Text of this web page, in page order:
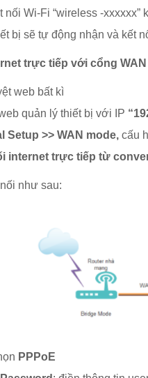
nối Wi-Fi “wireless -
bị sẽ tự động nhận và kết
trực tiếp với cổng WAN
web bất kì
quản lý thiết bị với IP
Setup >> WAN mode, cấu
internet trực tiếp từ
như sau:
PPPoE